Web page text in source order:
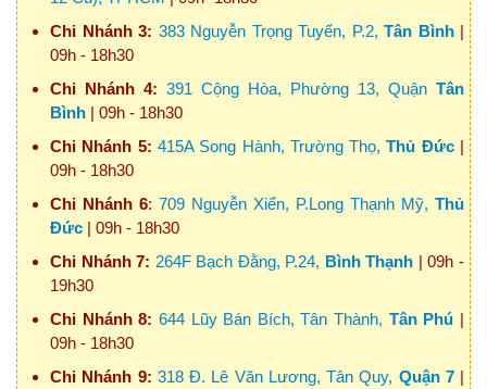
Chi Nhánh 3: 383 Nguyễn Trọng Tuyển, P.2, Tân Bình|
09h - 18h30
Chi Nhánh 4: 391 Cộng Hòa, Phường 13, Quận Tân
Bình | 09h - 18h30
Chi Nhánh 5: 415A Song Hành, Trường Thọ,Thủ Đức|
09h - 18h30
Chi Nhánh 6: 709 Nguyễn Xiển, P.Long Thạnh Mỹ, Thủ
Đức | 09h - 18h30
Chi Nhánh 7: 264F Bạch Đằng, P.24, Bình Thạnh | 09h -
19h30
Chi Nhánh 8: 644 Lũy Bán Bích, Tân Thành, Tân Phú |
09h - 18h30
Chi Nhánh 9: 318 Đ. Lê Văn Lương, Tân Quy, Quận 7|